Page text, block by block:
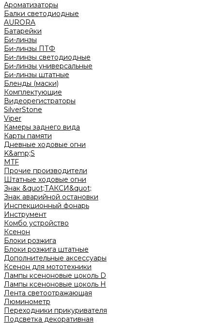
Ароматизаторы
Балки светодиодные
AURORA
Батарейки
Би-линзы
Би-линзы ПТФ
Би-линзы светодиодные
Би-линзы универсальные
Би-линзы штатные
Бленды (маски)
Комплектующие
Видеорегистраторы
SilverStone
Viper
Камеры заднего вида
Карты памяти
Дневные ходовые огни
K&amp;S
MTF
Прочие производители
Штатные ходовые огни
Знак &quot;ТАКСИ&quot;
Знак аварийной остановки
Инспекционный фонарь
Инструмент
Комбо устройство
Ксенон
Блоки розжига
Блоки розжига штатные
Дополнительные аксессуары
Ксенон для мототехники
Лампы ксеноновые цоколь D
Лампы ксеноновые цоколь H
Лента светоотражающая
Люминометр
Переходники прикуривателя
Подсветка декоративная